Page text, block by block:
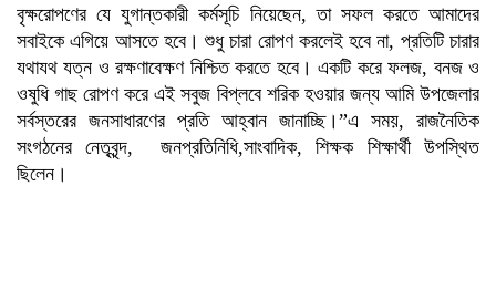
বৃক্ষরোপণের যে যুগান্তকারী কর্মসূচি নিয়েছেন, তা সফল করতে আমাদের
সবাইকে এগিয়ে আসতে হবে। শুধু চারা রোপণ করলেই হবে না, প্রতিটি চারার
যথাযথ যত্ন ও রক্ষণাবেক্ষণ নিশ্চিত করতে হবে। একটি করে ফলজ, বনজ ও
ওষুধি গাছ রোপণ করে এই সবুজ বিপ্লবে শরিক হওয়ার জন্য আমি উপজেলার
সর্বস্তরের জনসাধারণের প্রতি আহ্বান জানাচ্ছি।”এ সময়, রাজনৈতিক
সংগঠনের নেতৃবৃন্দ, জনপ্রতিনিধি,সাংবাদিক, শিক্ষক শিক্ষার্থী উপস্থিত
ছিলেন।